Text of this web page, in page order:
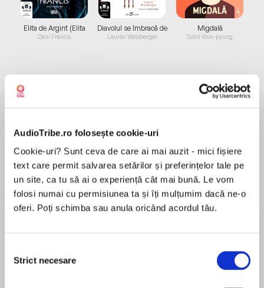
AudioTribe.ro folosește cookie-uri
Cookie-uri? Sunt ceva de care ai mai auzit - mici fișiere
text care permit salvarea setărilor și preferințelor tale pe
un site, ca tu să ai o experiență cât mai bună. Le vom
folosi numai cu permisiunea ta și îți mulțumim dacă ne-o
oferi. Poți schimba sau anula oricând acordul tău.
consimțământului
Strict necesare
Elita de Argint (Elita
de...
Dani Francis
Diavolul se îmbracă de
la...
Lauren Weisberger
Migdală
Sohn Won-pyung
Despre
o viață de vis, făcând naveta cu vaporașul spre
serviciu, alături de carismaticul tău vecin Kit,
care stă pe scaunul de-alături. A doua zi, Kit nu
mai apare pe vas, iar soția lui, Melia, îi anunță
dispariția.
Când să te dai jos la destinație, te așteaptă
iar autoritățile spun că aveai motive să-i dorești
moartea. Tu te împotrivești. Erai prieten cu Kit –
MAI MULT
Recenzii
Povestioara siropoasa cu mici accente de